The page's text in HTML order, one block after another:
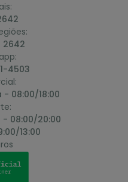
2642
4503
08:00/18:00
08:00/20:00
13:00